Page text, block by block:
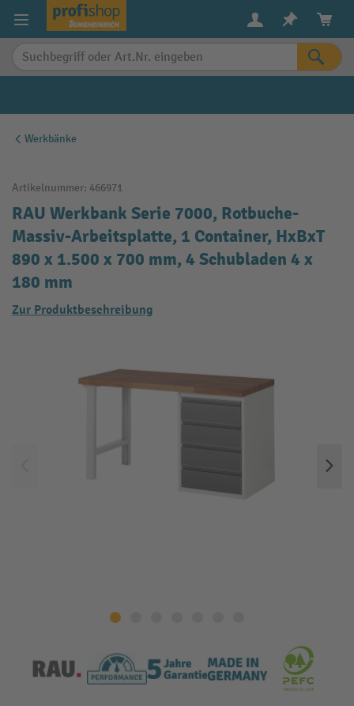
springen
Werkbänke
Artikelnummer: 466971
RAU Werkbank Serie 7000, Rotbuche-
Massiv-Arbeitsplatte, 1 Container, HxBxT
890 x 1.500 x 700 mm, 4 Schubladen 4 x
180 mm
Zur Produktbeschreibung